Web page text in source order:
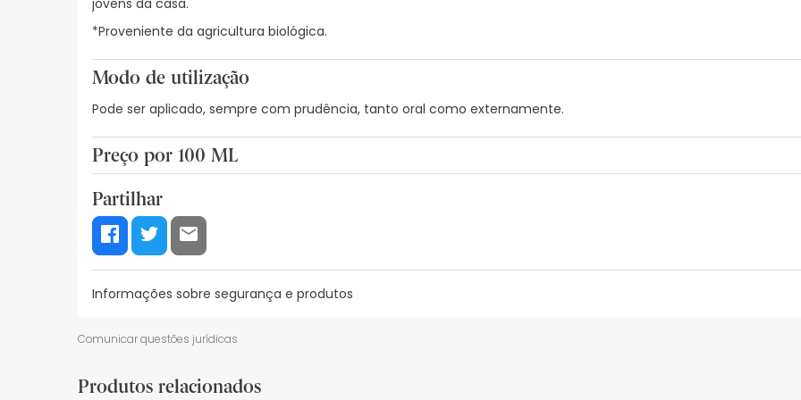
jovens da casa.
*Proveniente da agricultura biológica.
Modo de utilização
Pode ser aplicado, sempre com prudência, tanto oral como externamente.
Preço por 100 ML
Partilhar
Informações sobre segurança e produtos
Recursos de segurança visual
Comunicar questões jurídicas
Produtos relacionados